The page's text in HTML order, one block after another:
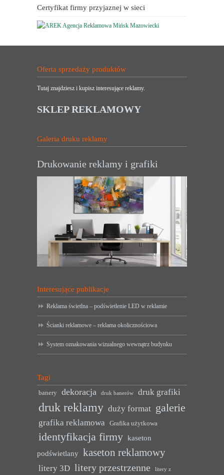
Certyfikat firmy przyjaznej w sieci
Oferta sprzedaży produktów
Tutaj znajdziesz i kupisz interesujące reklamy.
SKLEP REKLAMOWY
Galeria druku reklamy
Drukowanie reklamy i grafiki
Interesujące publikacje
Reklama świetlna – podświetlenie LED w reklamie
Ścianki reklamowe – reklama okolicznościowa
System oznakowania wizualnego wewnątrz budynku
Tagi
banery dekoracja druk banerów druk grafiki
druk reklamy duży format galerie
grafika reklamowa Grafika użytkowa
identyfikacja firmy kaseton
podświetlany kaseton reklamowy
litery 3D litery przestrzenne litery z